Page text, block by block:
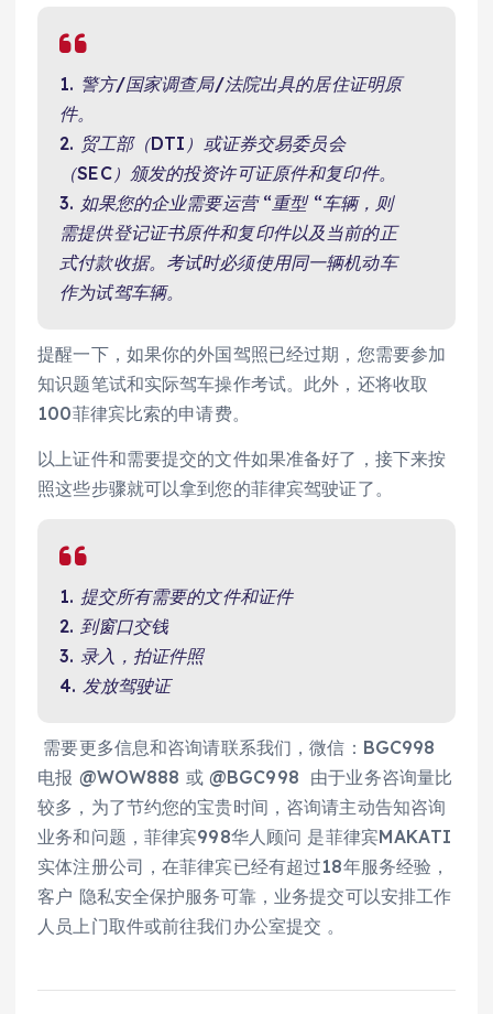
1. 警方/国家调查局/法院出具的居住证明原
件。
2. 贸工部（DTI）或证券交易委员会
（SEC）颁发的投资许可证原件和复印件。
3. 如果您的企业需要运营 “重型 “车辆，则
需提供登记证书原件和复印件以及当前的正
式付款收据。考试时必须使用同一辆机动车
作为试驾车辆。
提醒一下，如果你的外国驾照已经过期，您需要参加
知识题笔试和实际驾车操作考试。此外，还将收取
100菲律宾比索的申请费。
以上证件和需要提交的文件如果准备好了，接下来按
照这些步骤就可以拿到您的菲律宾驾驶证了。
1. 提交所有需要的文件和证件
2. 到窗口交钱
3. 录入，拍证件照
4. 发放驾驶证
需要更多信息和咨询请联系我们，微信：BGC998
电报 @WOW888 或 @BGC998 由于业务咨询量比
较多，为了节约您的宝贵时间，咨询请主动告知咨询
业务和问题，菲律宾998华人顾问 是菲律宾MAKATI
实体注册公司，在菲律宾已经有超过18年服务经验，
客户 隐私安全保护服务可靠，业务提交可以安排工作
人员上门取件或前往我们办公室提交 。